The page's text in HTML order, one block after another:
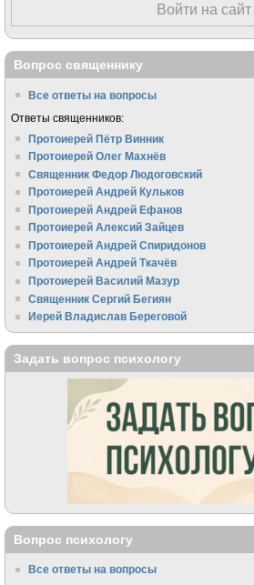
Войти на сайт
Вопрос священнику
Все ответы на вопросы
Ответы священников:
Протоиерей Пётр Винник
Протоиерей Олег Махнёв
Священник Федор Людоговский
Протоиерей Андрей Кульков
Протоиерей Андрей Ефанов
Протоиерей Алексий Зайцев
Протоиерей Андрей Спиридонов
Протоиерей Андрей Ткачёв
Протоиерей Василий Мазур
Священник Сергий Бегиян
Иерей Владислав Береговой
Задать вопрос психологу
Вопрос психологу
Все ответы на вопросы